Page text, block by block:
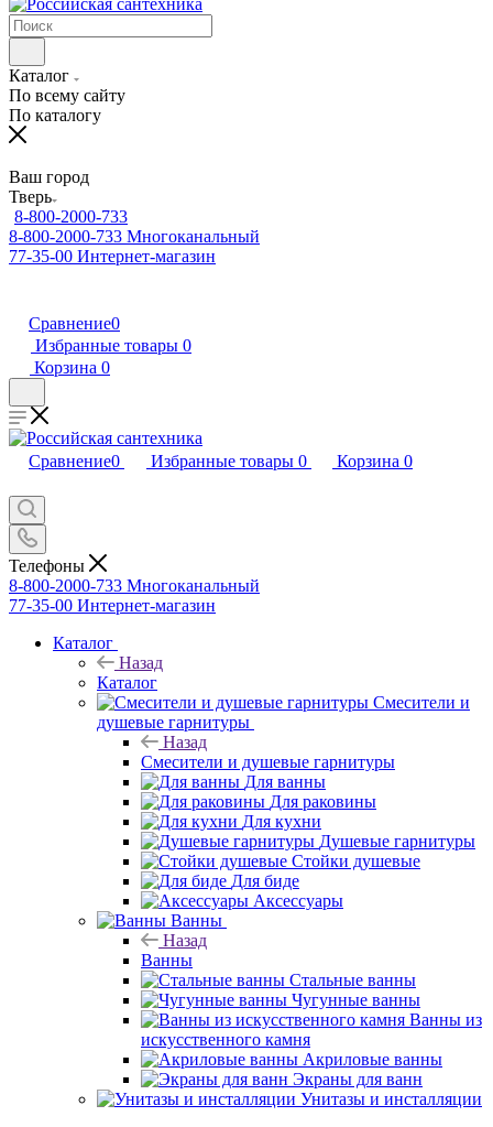
Каталог
По всему сайту
По каталогу
Ваш город
Тверь
8-800-2000-733
8-800-2000-733 Многоканальный
77-35-00 Интернет-магазин
Сравнение0
Избранные товары 0
Корзина 0
Сравнение0 Избранные товары 0 Корзина 0
Телефоны
8-800-2000-733 Многоканальный
77-35-00 Интернет-магазин
Каталог
Назад
Каталог
Смесители и
душевые гарнитуры
Назад
Смесители и душевые гарнитуры
Для ванны
Для раковины
Для кухни
Душевые гарнитуры
Стойки душевые
Для биде
Аксессуары
Ванны
Назад
Ванны
Стальные ванны
Чугунные ванны
Ванны из
искусственного камня
Акриловые ванны
Экраны для ванн
Унитазы и инсталляции